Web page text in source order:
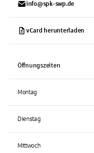
info@spk-swp.de
vCard herunterladen
Öffnungszeiten
Montag
Dienstag
Mittwoch